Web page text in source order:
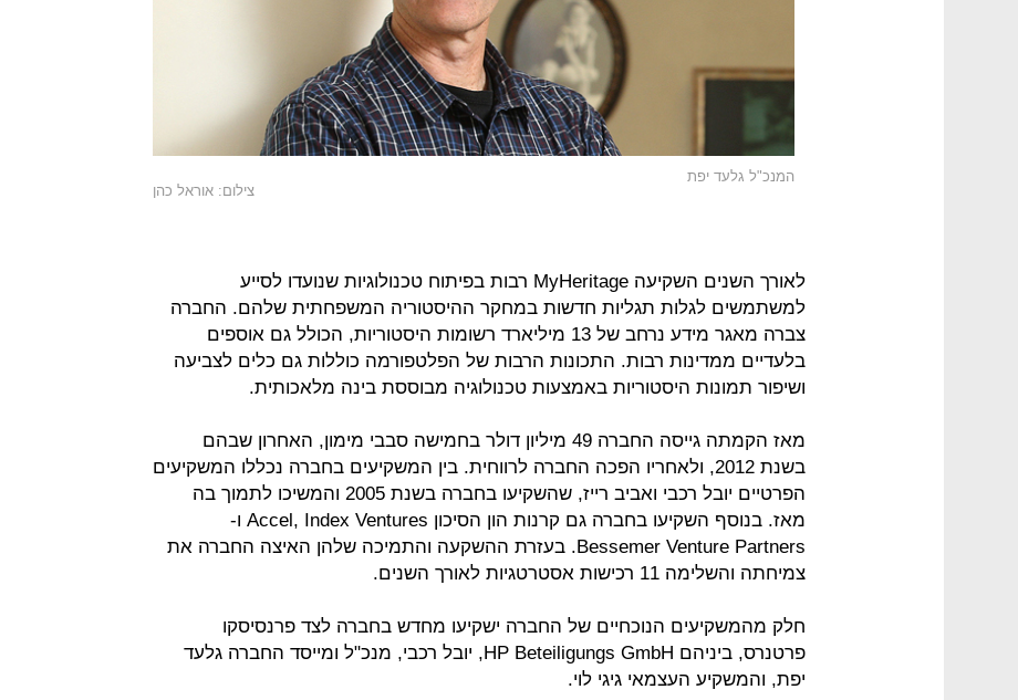
המנכ"ל גלעד יפת
צילום: אוראל כהן
לאורך השנים השקיעה MyHeritage רבות בפיתוח טכנולוגיות שנועדו לסייע
למשתמשים לגלות תגליות חדשות במחקר ההיסטוריה המשפחתית שלהם. החברה
צברה מאגר מידע נרחב של 13 מיליארד רשומות היסטוריות, הכולל גם אוספים
בלעדיים ממדינות רבות. התכונות הרבות של הפלטפורמה כוללות גם כלים לצביעה
ושיפור תמונות היסטוריות באמצעות טכנולוגיה מבוססת בינה מלאכותית.
מאז הקמתה גייסה החברה 49 מיליון דולר בחמישה סבבי מימון, האחרון שבהם
בשנת 2012, ולאחריו הפכה החברה לרווחית. בין המשקיעים בחברה נכללו המשקיעים
הפרטיים יובל רכבי ואביב רייז, שהשקיעו בחברה בשנת 2005 והמשיכו לתמוך בה
מאז. בנוסף השקיעו בחברה גם קרנות הון הסיכון Accel, Index Ventures ו-
Bessemer Venture Partners. בעזרת ההשקעה והתמיכה שלהן האיצה החברה את
צמיחתה והשלימה 11 רכישות אסטרטגיות לאורך השנים.
חלק מהמשקיעים הנוכחיים של החברה ישקיעו מחדש בחברה לצד פרנסיסקו
פרטנרס, ביניהם HP Beteiligungs GmbH, יובל רכבי, מנכ"ל ומייסד החברה גלעד
יפת, והמשקיע העצמאי גיגי לוי.